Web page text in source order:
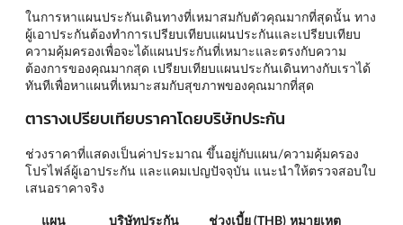
ในการหาแผนประกันเดินทางที่เหมาสมกับตัวคุณมากที่สุดนั้น ทาง
ผู้เอาประกันต้องทำการเปรียบเทียบแผนประกันและเปรียบเทียบ
ความคุ้มครองเพื่อจะได้แผนประกันที่เหมาะและตรงกับความ
ต้องการของคุณมากสุด เปรียบเทียบแผนประกันเดินทางกับเราได้
ทันทีเพื่อหาแผนที่เหมาะสมกับสุขภาพของคุณมากที่สุด
ตารางเปรียบเทียบราคาโดยบริษัทประกัน
ช่วงราคาที่แสดงเป็นค่าประมาณ ขึ้นอยู่กับแผน/ความคุ้มครอง
โปรไฟล์ผู้เอาประกัน และแคมเปญปัจจุบัน แนะนำให้ตรวจสอบใบ
เสนอราคาจริง
แผน บริษัทประกัน ช่วงเบี้ย (THB) หมายเหตุ